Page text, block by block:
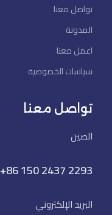
تواصل معنا
المدونة
اعمل معنا
سياسات الخصوصية
تواصل معنا
الصين
+86 150 2437 2293
البريد الإلكتروني